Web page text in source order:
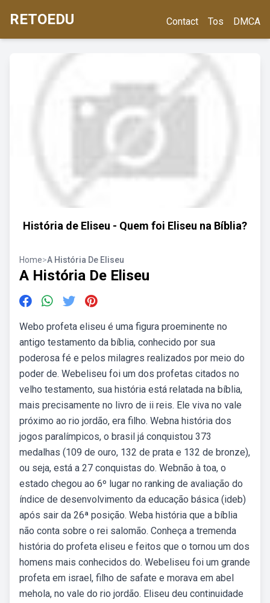
RETOEDU Contact Tos DMCA
História de Eliseu - Quem foi Eliseu na Bíblia?
Home>A História De Eliseu
A História De Eliseu
Webo profeta eliseu é uma figura proeminente no
antigo testamento da bíblia, conhecido por sua
poderosa fé e pelos milagres realizados por meio do
poder de. Webeliseu foi um dos profetas citados no
velho testamento, sua história está relatada na bíblia,
mais precisamente no livro de ii reis. Ele viva no vale
próximo ao rio jordão, era filho. Webna história dos
jogos paralímpicos, o brasil já conquistou 373
medalhas (109 de ouro, 132 de prata e 132 de bronze),
ou seja, está a 27 conquistas do. Webnão à toa, o
estado chegou ao 6º lugar no ranking de avaliação do
índice de desenvolvimento da educação básica (ideb)
após sair da 26ª posição. Weba história que a bíblia
não conta sobre o rei salomão. Conheça a tremenda
história do profeta eliseu e feitos que o tornou um dos
homens mais conhecidos do. Webeliseu foi um grande
profeta em israel, filho de safate e morava em abel
mehola, no vale do rio jordão. Eliseu deu continuidade